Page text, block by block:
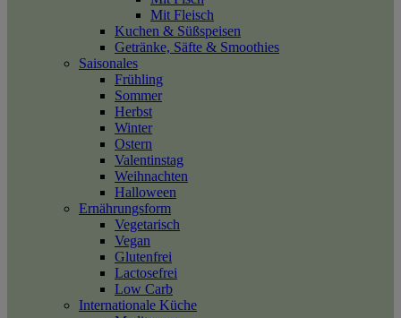
Mit Fleisch
Kuchen & Süßspeisen
Getränke, Säfte & Smoothies
Saisonales
Frühling
Sommer
Herbst
Winter
Ostern
Valentinstag
Weihnachten
Halloween
Ernährungsform
Vegetarisch
Vegan
Glutenfrei
Lactosefrei
Low Carb
Internationale Küche